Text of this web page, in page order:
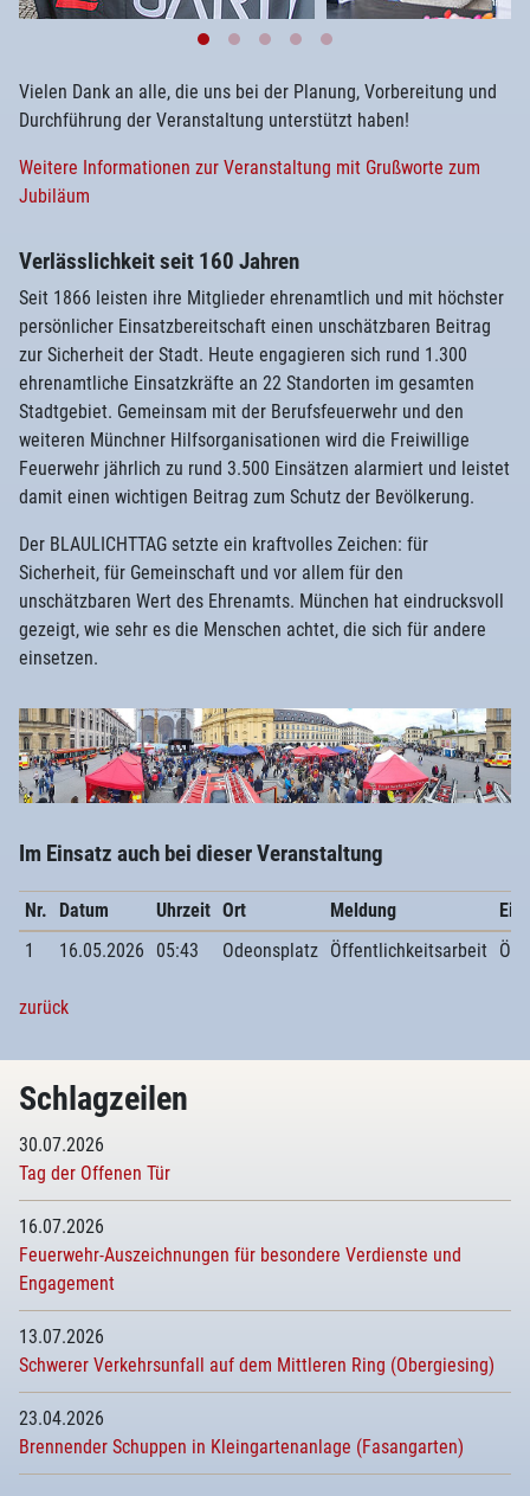
Vielen Dank an alle, die uns bei der Planung, Vorbereitung und
Durchführung der Veranstaltung unterstützt haben!
Weitere Informationen zur Veranstaltung mit Grußworte zum
Jubiläum
Verlässlichkeit seit 160 Jahren
Seit 1866 leisten ihre Mitglieder ehrenamtlich und mit höchster
persönlicher Einsatzbereitschaft einen unschätzbaren Beitrag
zur Sicherheit der Stadt. Heute engagieren sich rund 1.300
ehrenamtliche Einsatzkräfte an 22 Standorten im gesamten
Stadtgebiet. Gemeinsam mit der Berufsfeuerwehr und den
weiteren Münchner Hilfsorganisationen wird die Freiwillige
Feuerwehr jährlich zu rund 3.500 Einsätzen alarmiert und leistet
damit einen wichtigen Beitrag zum Schutz der Bevölkerung.
Der BLAULICHTTAG setzte ein kraftvolles Zeichen: für
Sicherheit, für Gemeinschaft und vor allem für den
unschätzbaren Wert des Ehrenamts. München hat eindrucksvoll
gezeigt, wie sehr es die Menschen achtet, die sich für andere
einsetzen.
Im Einsatz auch bei dieser Veranstaltung
Nr. Datum Uhrzeit Ort Meldung
1
16.05.2026 05:43 Odeonsplatz Öffentlichkeitsarbeit
zurück
Schlagzeilen
30.07.2026
Tag der Offenen Tür
16.07.2026
Feuerwehr-Auszeichnungen für besondere Verdienste und
Engagement
13.07.2026
Schwerer Verkehrsunfall auf dem Mittleren Ring (Obergiesing)
23.04.2026
Brennender Schuppen in Kleingartenanlage (Fasangarten)